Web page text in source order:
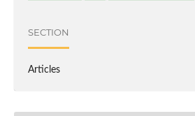
SECTION
Articles